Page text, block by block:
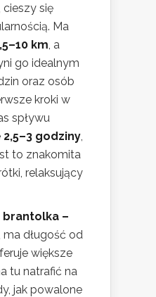
, cieszy się
Ma
km , a
go idealnym
oraz osób
kroki w
spływu
2,5–3 godziny
to znakomita
relaksujący
brantolka –
, ma długość od
większe
tu natrafić na
jak powalone